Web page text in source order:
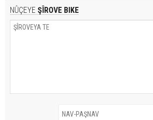
NÛÇEYE ŞÎROVE BIKE